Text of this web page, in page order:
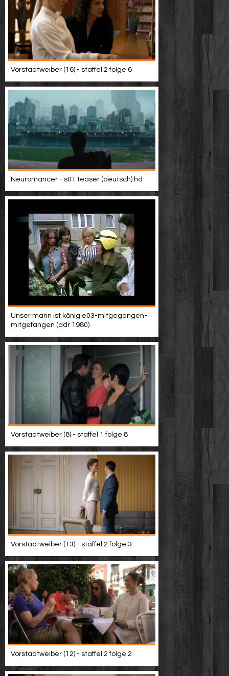
Vorstadtweiber (16) - staffel 2 folge 6
Neuromancer - s01 teaser (deutsch) hd
Unser mann ist könig e03-mitgegangen-
mitgefangen (ddr 1980)
Vorstadtweiber (8) - staffel 1 folge 8
Vorstadtweiber (13) - staffel 2 folge 3
Vorstadtweiber (12) - staffel 2 folge 2